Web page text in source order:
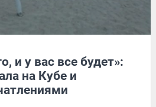
и у вас все будет»:
на Кубе и